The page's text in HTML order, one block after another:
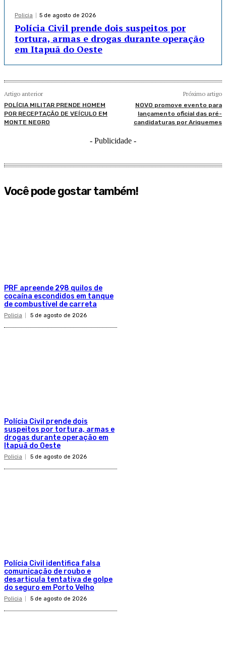
Policia 5 de agosto de 2026
Polícia Civil prende dois suspeitos por
tortura, armas e drogas durante operação
em Itapuã do Oeste
Artigo anterior
POLÍCIA MILITAR PRENDE HOMEM
POR RECEPTAÇÃO DE VEÍCULO EM
MONTE NEGRO
Próximo artigo
NOVO promove evento para
lançamento oficial das pré-
candidaturas por Ariquemes
- Publicidade -
Você pode gostar também!
PRF apreende 298 quilos de
cocaína escondidos em tanque
de combustível de carreta
Policia 5 de agosto de 2026
Polícia Civil prende dois
suspeitos por tortura, armas e
drogas durante operação em
Itapuã do Oeste
Policia 5 de agosto de 2026
Polícia Civil identifica falsa
comunicação de roubo e
desarticula tentativa de golpe
do seguro em Porto Velho
Policia 5 de agosto de 2026